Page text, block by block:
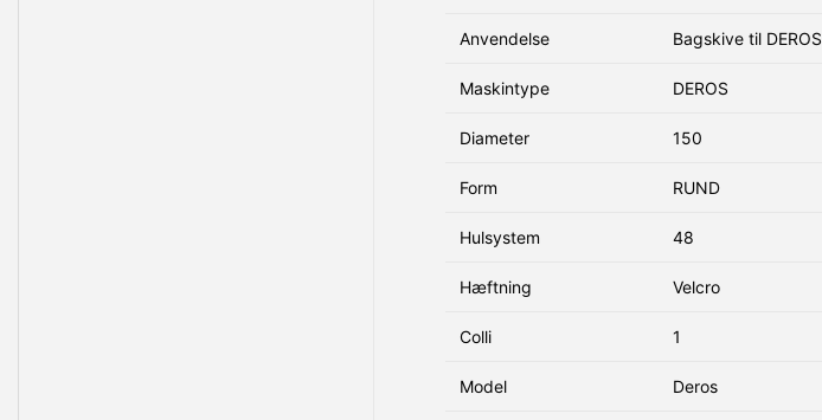
Anvendelse Bagskive til DEROS
Maskintype DEROS
Diameter 150
Form RUND
Hulsystem 48
Hæftning Velcro
Colli 1
Model Deros